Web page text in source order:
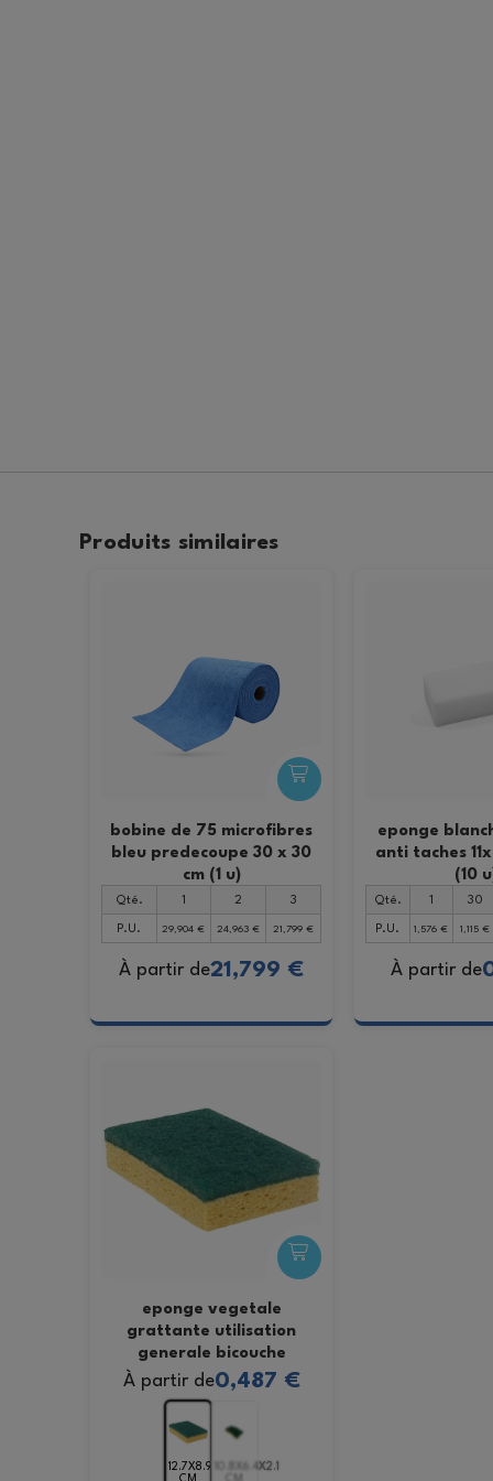
Produits similaires
bobine de 75 microfibres
bleu predecoupe 30 x 30
cm (1 u)
Qté. 1 2 3
P.U. 29,904 € 24,963 € 21,799 €
À partir de21,799 €
eponge
anti taches
(10
Qté. 1 30
P.U. 1,576 € 1,115 €
À partir de
eponge vegetale
grattante utilisation
generale bicouche
À partir de0,487 €
12.7X8.9X2.3
CM
10.8X6.4X2.1